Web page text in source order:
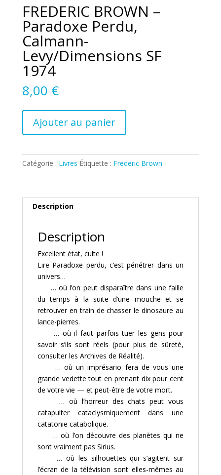
FREDERIC BROWN –
Paradoxe Perdu,
Calmann-
Levy/Dimensions SF
1974
8,00 €
FREDERIC
–
Levy/Dimensions
SF
Ajouter au panier
Catégorie : Livres Étiquette : Frederic Brown
Description
Description
Excellent état, culte !
Lire Paradoxe perdu, c’est pénétrer dans un
univers…
… où l’on peut disparaître dans une faille
du temps à la suite d’une mouche et se
retrouver en train de chasser le dinosaure au
lance-pierres.
… où il faut parfois tuer les gens pour
savoir s’ils sont réels (pour plus de sûreté,
consulter les Archives de Réalité).
… où un imprésario fera de vous une
grande vedette tout en prenant dix pour cent
de votre vie — et peut-être de votre mort.
… où l’horreur des chats peut vous
catapulter cataclysmiquement dans une
catatonie catabolique.
… où l’on découvre des planètes qui ne
sont vraiment pas Sirius.
… où les silhouettes qui s’agitent sur
l’écran de la télévision sont elles-mêmes au